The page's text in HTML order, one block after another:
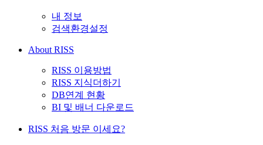
내 정보
검색환경설정
About RISS
RISS 이용방법
RISS 지식더하기
DB연계 현황
BI 및 배너 다운로드
RISS 처음 방문 이세요?